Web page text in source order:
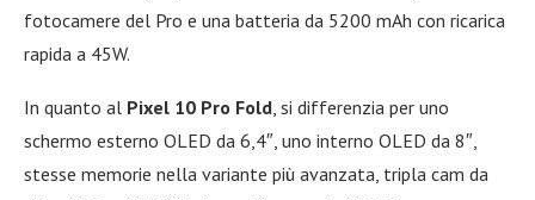
fotocamere del Pro e una batteria da 5200 mAh con ricarica
rapida a 45W.
In quanto al Pixel 10 Pro Fold , si differenzia per uno
schermo esterno OLED da 6,4″, uno interno OLED da 8″,
stesse memorie nella variante più avanzata, tripla cam da